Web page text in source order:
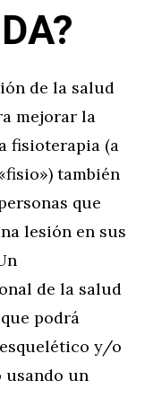
de la salud
mejorar la
fisioterapia (a
también
que
lesión en sus
de la salud
podrá
y/o
un